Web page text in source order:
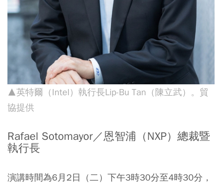
▲英特爾（Intel）執行長Lip-Bu Tan（陳立武）。貿
協提供
Rafael Sotomayor／恩智浦（NXP）總裁暨
執行長
演講時間為6月2日（二）下午3時30分至4時30分，